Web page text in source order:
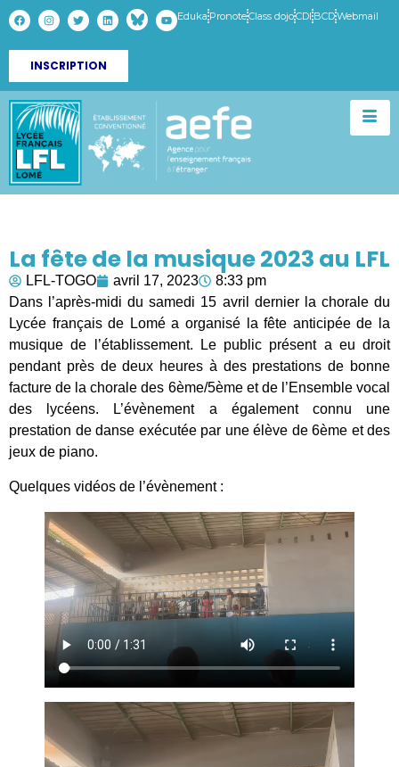
Eduka PronoteClass dojoCDI BCDWebmail
INSCRIPTION
La fête de la musique 2023 au LFL
LFL-TOGO avril 17, 2023
8:33 pm
Dans l’après-midi du samedi 15 avril dernier la chorale du
Lycée français de Lomé a organisé la fête anticipée de la
musique de l’établissement. Le public présent a eu droit
pendant près de deux heures à des prestations de bonne
facture de la chorale des 6ème/5ème et de l’Ensemble vocal
des lycéens. L’évènement a également connu une
prestation de danse exécutée par une élève de 6ème et des
jeux de piano.
Quelques vidéos de l’évènement :